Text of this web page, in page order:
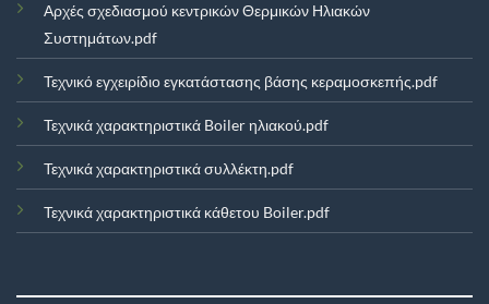
Αρχές σχεδιασμού κεντρικών Θερμικών Ηλιακών
Συστημάτων.pdf
Τεχνικό εγχειρίδιο εγκατάστασης βάσης κεραμοσκεπής.pdf
Τεχνικά χαρακτηριστικά Boiler ηλιακού.pdf
Τεχνικά χαρακτηριστικά συλλέκτη.pdf
Τεχνικά χαρακτηριστικά κάθετου Boiler.pdf